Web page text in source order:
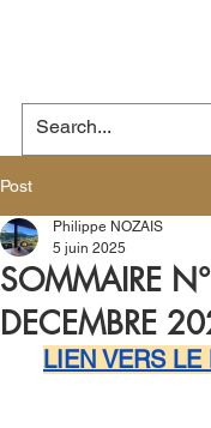
Post
SOMMAIRE
DECEMBRE
Philippe NOZAIS
5 juin 2025
LIEN VERS LE